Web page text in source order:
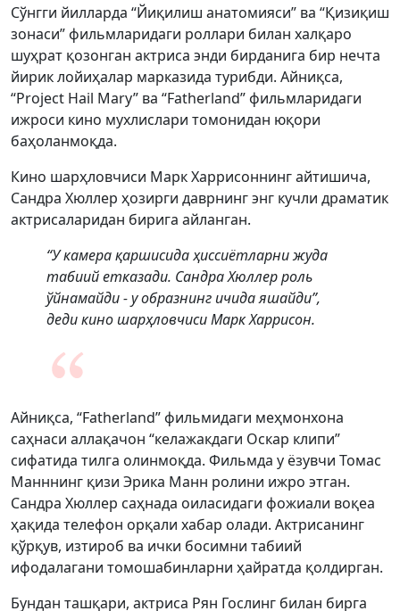
Сўнгги йилларда “Йиқилиш анатомияси” ва “Қизиқиш
зонаси” фильмларидаги роллари билан халқаро
шуҳрат қозонган актриса энди бирданига бир нечта
йирик лойиҳалар марказида турибди. Айниқса,
“Project Hail Mary” ва “Fatherland” фильмларидаги
ижроси кино мухлислари томонидан юқори
баҳоланмоқда.
Кино шарҳловчиси Марк Харрисоннинг айтишича,
Сандра Хюллер ҳозирги даврнинг энг кучли драматик
актрисаларидан бирига айланган.
“У камера қаршисида ҳиссиётларни жуда
табиий етказади. Сандра Хюллер роль
ўйнамайди - у образнинг ичида яшайди”,
деди кино шарҳловчиси Марк Харрисон.
Айниқса, “Fatherland” фильмидаги меҳмонхона
саҳнаси аллақачон “келажакдаги Оскар клипи”
сифатида тилга олинмоқда. Фильмда у ёзувчи Томас
Манннинг қизи Эрика Манн ролини ижро этган.
Сандра Хюллер саҳнада оиласидаги фожиали воқеа
ҳақида телефон орқали хабар олади. Актрисанинг
қўрқув, изтироб ва ички босимни табиий
ифодалагани томошабинларни ҳайратда қолдирган.
Бундан ташқари, актриса Рян Гослинг билан бирга